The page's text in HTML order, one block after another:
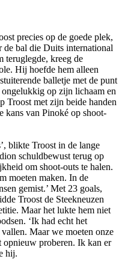
precies op de goede plek,
bal die Duits international
teruglegde, kreeg de
Hij hoefde hem alleen
balletje met de punt
op zijn lichaam en
Troost met zijn beide handen
kans van Pinoké op shoot-
blikte Troost in de lange
schuldbewust terug op
om shoot-outs te halen.
moeten maken. In de
gemist.’ Met 23 goals,
Troost de Steekneuzen
Maar het lukte hem niet
‘Ik had echt het
Maar we moeten onze
opnieuw proberen. Ik kan er
hij.